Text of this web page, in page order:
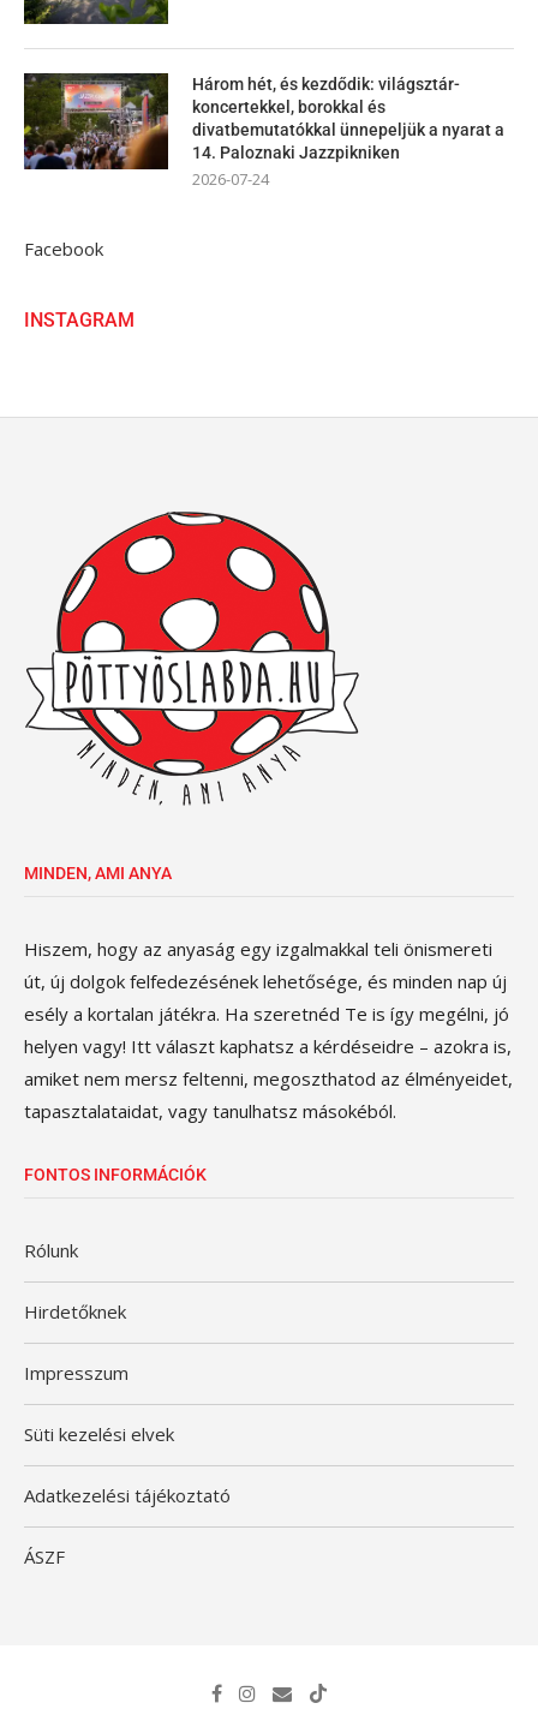
Három hét, és kezdődik: világsztár-
koncertekkel, borokkal és
divatbemutatókkal ünnepeljük a nyarat a
14. Paloznaki Jazzpikniken
2026-07-24
Facebook
INSTAGRAM
MINDEN, AMI ANYA
Hiszem, hogy az anyaság egy izgalmakkal teli önismereti
út, új dolgok felfedezésének lehetősége, és minden nap új
esély a kortalan játékra. Ha szeretnéd Te is így megélni, jó
helyen vagy! Itt választ kaphatsz a kérdéseidre – azokra is,
amiket nem mersz feltenni, megoszthatod az élményeidet,
tapasztalataidat, vagy tanulhatsz másokéból.
FONTOS INFORMÁCIÓK
Rólunk
Hirdetőknek
Impresszum
Süti kezelési elvek
Adatkezelési tájékoztató
ÁSZF